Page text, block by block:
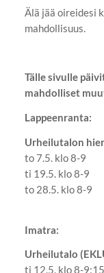
Älä jää oireidesi
mahdollisuus.
Tälle sivulle
mahdolliset
Lappeenranta:
Urheilutalon
to 7.5. klo 8-9
ti 19.5. klo 8-9
to 28.5. klo 8-9
Imatra:
Urheilutalo
ti 12.5. klo 8-9:15